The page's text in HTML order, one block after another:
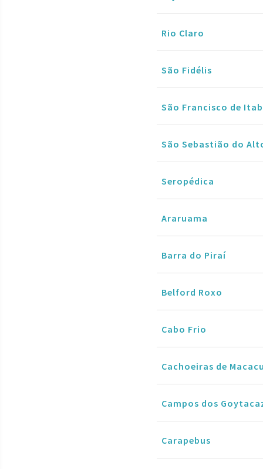
Rio Claro
São Fidélis
São Francisco de
São Sebastião do
Seropédica
Araruama
Barra do Piraí
Belford Roxo
Cabo Frio
Cachoeiras de Macacu
Campos dos
Carapebus